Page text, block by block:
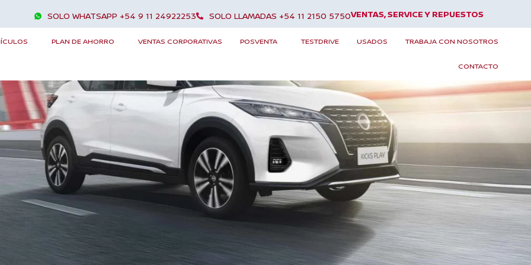
VENTAS, SERVICE Y REPUESTOS
SOLO LLAMADAS +54 11 2150 5750
SOLO WHATSAPP +54 9 11 24922253
PLAN DE AHORRO VENTAS CORPORATIVAS POSVENTA TESTDRIVE USADOS TRABAJA CON NOSOTROS
CONTACTO
KICKS PLAY DISEÑO CARACTERÍSTICAS NISSAN INTELLIGENT MOBILITY TESTDRIVE